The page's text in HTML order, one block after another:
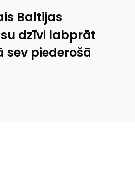
Baltijas
dzīvi labprāt
sev piederošā